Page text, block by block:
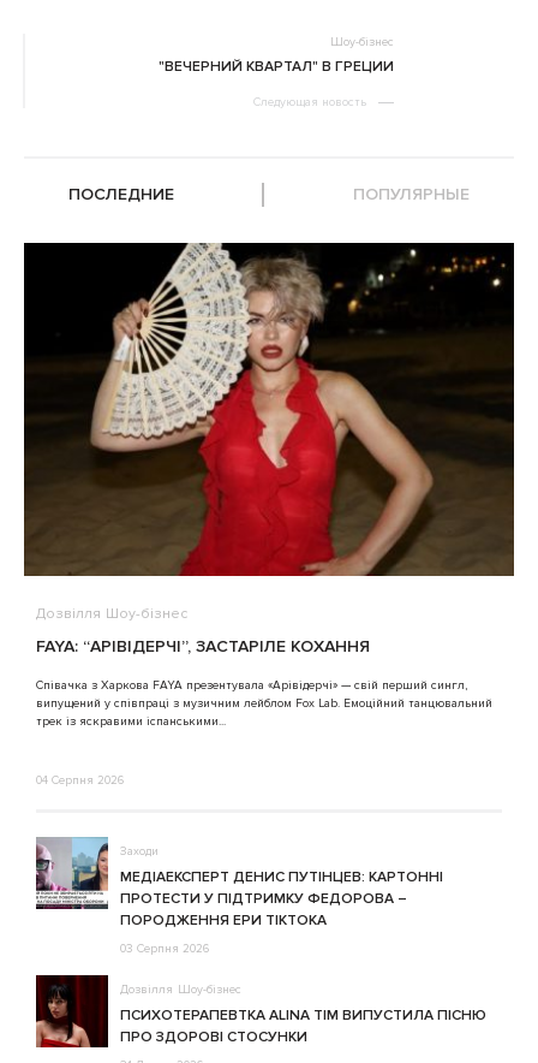
Шоу-бізнес
"ВЕЧЕРНИЙ КВАРТАЛ" В ГРЕЦИИ
Следующая новость
ПОСЛЕДНИЕ ПОПУЛЯРНЫЕ
Дозвілля Шоу-бізнес
FAYA: “АРІВІДЕРЧІ”, ЗАСТАРІЛЕ КОХАННЯ
Співачка з Харкова FAYA презентувала «Арівідерчі» — свій перший сингл,
випущений у співпраці з музичним лейблом Fox Lab. Емоційний танцювальний
трек із яскравими іспанськими...
04 Серпня 2026
Заходи
МЕДІАЕКСПЕРТ ДЕНИС ПУТІНЦЕВ: КАРТОННІ
ПРОТЕСТИ У ПІДТРИМКУ ФЕДОРОВА –
ПОРОДЖЕННЯ ЕРИ ТІКТОКА
03 Серпня 2026
Дозвілля Шоу-бізнес
ПСИХОТЕРАПЕВТКА ALINA TIM ВИПУСТИЛА ПІСНЮ
ПРО ЗДОРОВІ СТОСУНКИ